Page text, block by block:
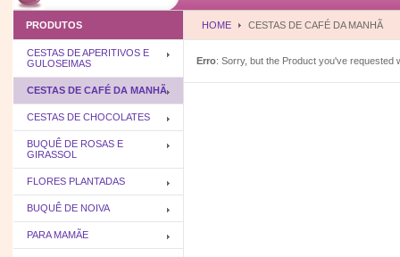
HOME CESTAS DE CAFÉ DA MANHÃ
Erro: Sorry, but the Product you've requested
PRODUTOS
CESTAS DE APERITIVOS E
GULOSEIMAS
CESTAS DE CAFÉ DA MANHÃ
CESTAS DE CHOCOLATES
BUQUÊ DE ROSAS E
GIRASSOL
FLORES PLANTADAS
BUQUÊ DE NOIVA
PARA MAMÃE